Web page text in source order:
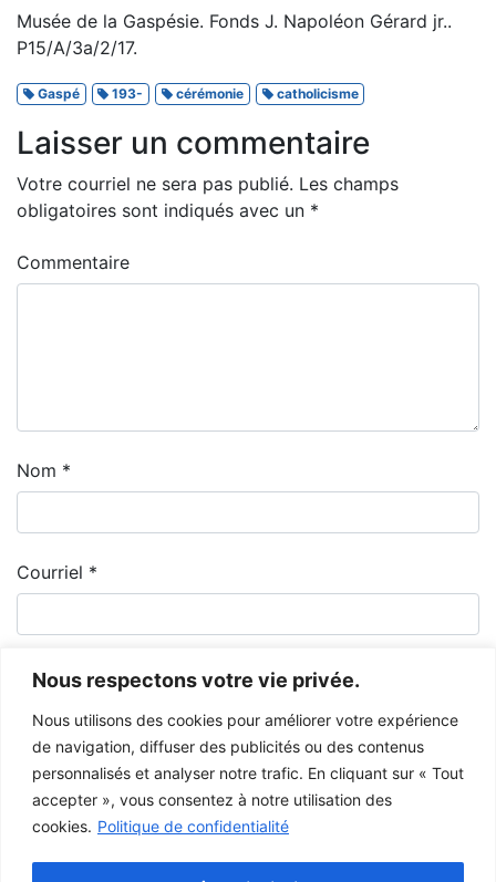
Nous respectons votre vie privée.
Nous utilisons des cookies pour améliorer votre expérience
de navigation, diffuser des publicités ou des contenus
personnalisés et analyser notre trafic. En cliquant sur « Tout
accepter », vous consentez à notre utilisation des
cookies. Politique de confidentialité
Musée de la Gaspésie. Fonds J. Napoléon Gérard jr..
P15/A/3a/2/17.
Gaspé 193- cérémonie catholicisme
Laisser un commentaire
Votre courriel ne sera pas publié. Les champs
obligatoires sont indiqués avec un *
Commentaire
Nom *
Courriel *